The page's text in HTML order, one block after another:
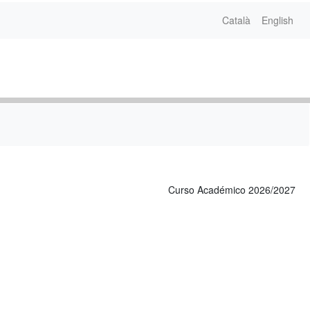
Català English
Curso Académico 2026/2027